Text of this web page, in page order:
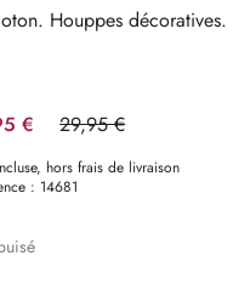
Houppes décoratives.
€ 29,95 €
(36.73%spared)
hors frais de livraison
: 14681